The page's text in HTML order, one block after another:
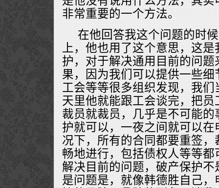
非常重要的一个方法。
在他回答我这个问题的时
上，他也用了这个意思，这
护，对于解决通用目前的问
果，因为我们可以提供一些
工会等等很多组织发现，我
天里他就能跟工会谈完，把
裁员就裁员，几乎是不可能
护就可以，一夜之间就可以
况下，所有的合同都要重签
畅地进行，包括债权人等等
解决目前的问题，破产保护
是问题是，就像韩德胜自己